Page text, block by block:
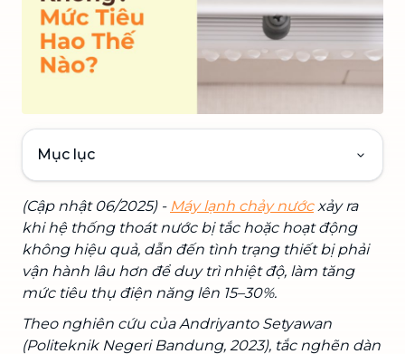
Mục lục
(Cập nhật 06/2025) - Máy lạnh chảy nướcxảy ra
khi hệ thống thoát nước bị tắc hoặc hoạt động
không hiệu quả, dẫn đến tình trạng thiết bị phải
vận hành lâu hơn để duy trì nhiệt độ, làm tăng
mức tiêu thụ điện năng lên 15–30%.
Theo nghiên cứu của Andriyanto Setyawan
(Politeknik Negeri Bandung, 2023), tắc nghẽn dàn